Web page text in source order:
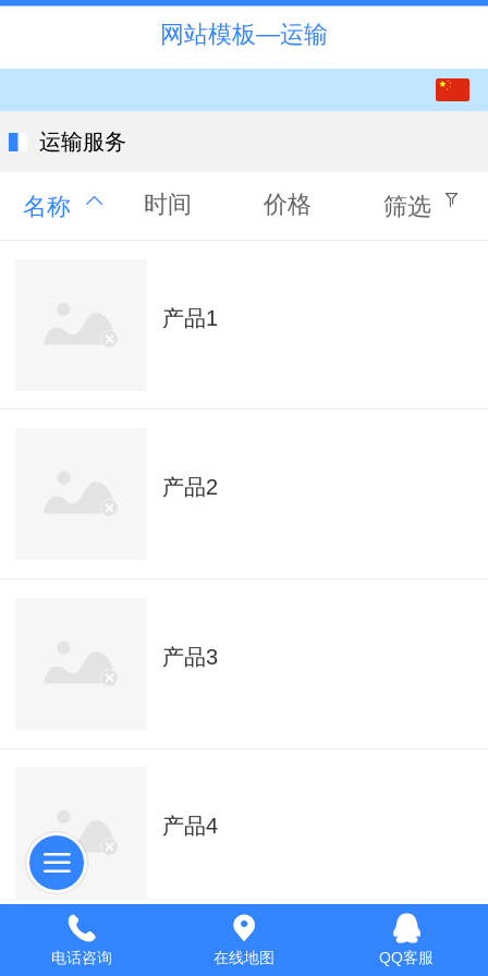
网站模板—运输
运输服务
名称 时间 价格 筛选
产品1
产品2
产品3
产品4
电话咨询 在线地图 QQ客服